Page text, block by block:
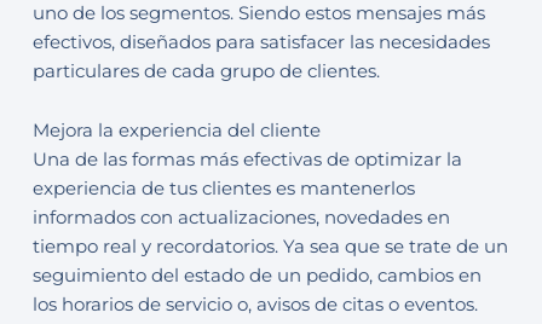
uno de los segmentos. Siendo estos mensajes más
efectivos, diseñados para satisfacer las necesidades
particulares de cada grupo de clientes.
Mejora la experiencia del cliente
Una de las formas más efectivas de optimizar la
experiencia de tus clientes es mantenerlos
informados con actualizaciones, novedades en
tiempo real y recordatorios. Ya sea que se trate de un
seguimiento del estado de un pedido, cambios en
los horarios de servicio o, avisos de citas o eventos.